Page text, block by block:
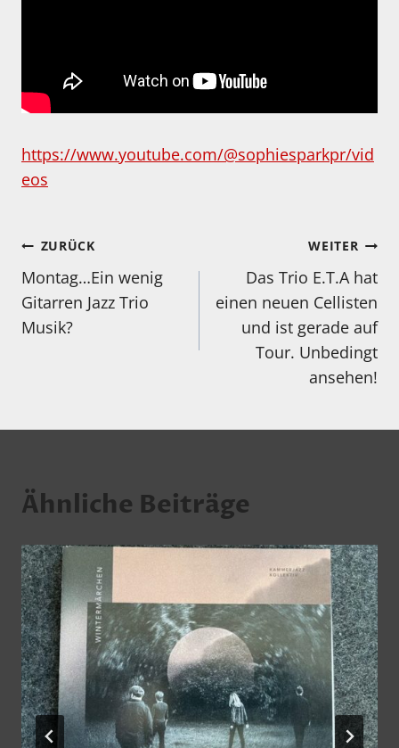
https://www.youtube.com/@sophiesparkpr/vid
eos
Beitragsnavigation
ZURÜCK
Montag…Ein wenig
Gitarren Jazz Trio
Musik?
WEITER
Das Trio E.T.A hat
einen neuen Cellisten
und ist gerade auf
Tour. Unbedingt
ansehen!
Ähnliche Beiträge